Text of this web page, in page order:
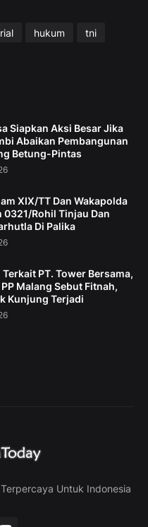
hukum
tni
Siapkan Aksi Besar Jika
Abaikan Pembangunan
Betung-Pintas
XIX/TT Dan Wakapolda
0321/Rohil Tinjau Dan
Di Palika
PT. Tower Bersama,
Malang Sebut Fitnah,
Kunjung Terjadi
Untuk Indonesia